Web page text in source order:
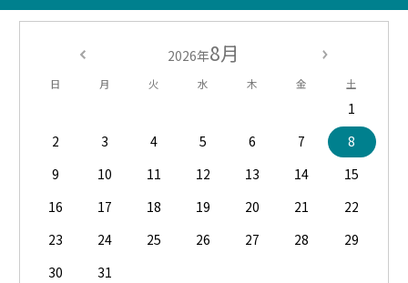
2026年8月
日 月 火 水 木 金 土
1
2
3 4 5 6 7
8
9
10 11 12 13 14
15
16
17 18 19 20 21
22
23
24 25 26 27 28
29
30
31